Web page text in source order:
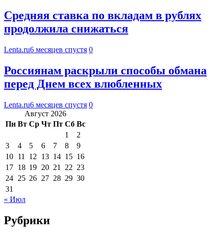
Средняя ставка по вкладам в рублях
продолжила снижаться
Lenta.ru6 месяцев спустя 0
Россиянам раскрыли способы обмана
перед Днем всех влюбленных
Lenta.ru6 месяцев спустя 0
Август 2026
Пн Вт Ср Чт Пт Сб Вс
1
2
3
4 5 6 7 8
9
10 11 12 13 14 15 16
17 18 19 20 21 22 23
24 25 26 27 28 29 30
31
« Июл
Рубрики